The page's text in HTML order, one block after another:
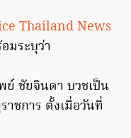
Thailand News
มระบุว่า
ชัยจินดา บวชเป็น
ชการ ตั้งเมื่อวันที่